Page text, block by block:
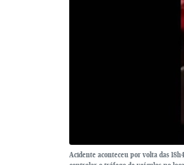
Acidente aconteceu por volta das